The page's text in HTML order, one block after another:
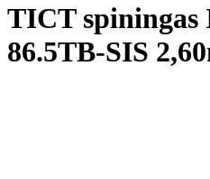
TICT spiningas
86.5TB-SIS